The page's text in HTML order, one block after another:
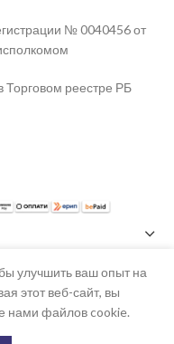
№ 0040456 от
Торговом реестре РБ
CREATED BY STAR0081
улучшить ваш опыт на
этот веб-сайт, вы
нами файлов cookie.